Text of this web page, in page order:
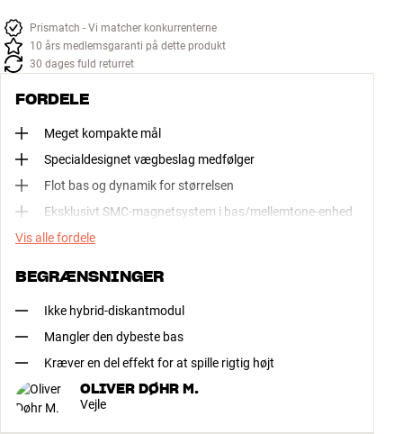
Prismatch - Vi matcher konkurrenterne
10 års medlemsgaranti på dette produkt
30 dages fuld returret
FORDELE
Meget kompakte mål
Specialdesignet vægbeslag medfølger
Flot bas og dynamik for størrelsen
Eksklusivt SMC-magnetsystem i bas/mellemtone-enhed
Vis alle fordele
BEGRÆNSNINGER
Ikke hybrid-diskantmodul
Mangler den dybeste bas
Kræver en del effekt for at spille rigtig højt
OLIVER DØHR M.
Vejle